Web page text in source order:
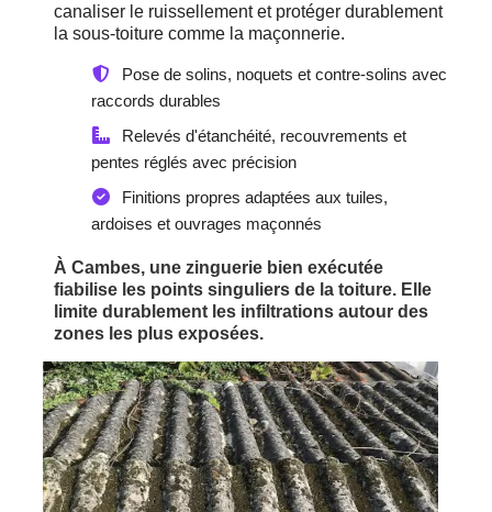
canaliser le ruissellement et protéger durablement
la sous-toiture comme la maçonnerie.
Pose de solins, noquets et contre-solins avec
raccords durables
Relevés d'étanchéité, recouvrements et
pentes réglés avec précision
Finitions propres adaptées aux tuiles,
ardoises et ouvrages maçonnés
À Cambes, une zinguerie bien exécutée
fiabilise les points singuliers de la toiture. Elle
limite durablement les infiltrations autour des
zones les plus exposées.